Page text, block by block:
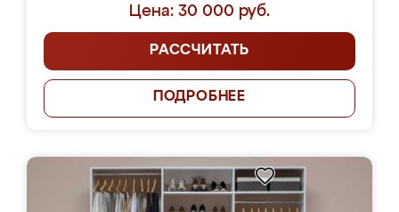
Цена: 30 000 руб.
РАССЧИТАТЬ
ПОДРОБНЕЕ